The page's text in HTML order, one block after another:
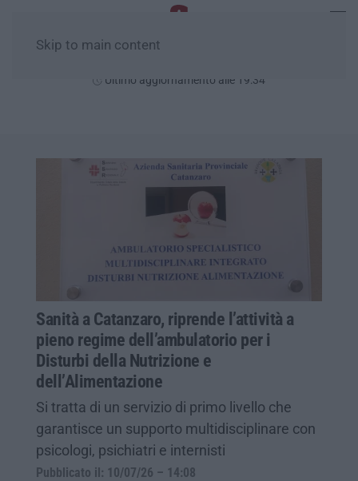
Skip to main content
Ultimo aggiornamento alle 19:34
Sanità a Catanzaro, riprende l’attività a
pieno regime dell’ambulatorio per i
Disturbi della Nutrizione e
dell’Alimentazione
Si tratta di un servizio di primo livello che
garantisce un supporto multidisciplinare con
psicologi, psichiatri e internisti
Pubblicato il: 10/07/26 – 14:08